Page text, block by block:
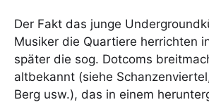
Der Fakt das junge
Musiker die Quartiere herrichten
später die sog. Dotcoms
altbekannt (siehe
Berg usw.), das in einem